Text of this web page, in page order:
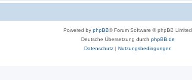
Powered by phpBB® Forum Software © phpBB Limited
Deutsche Übersetzung durch phpBB.de
Datenschutz| Nutzungsbedingungen